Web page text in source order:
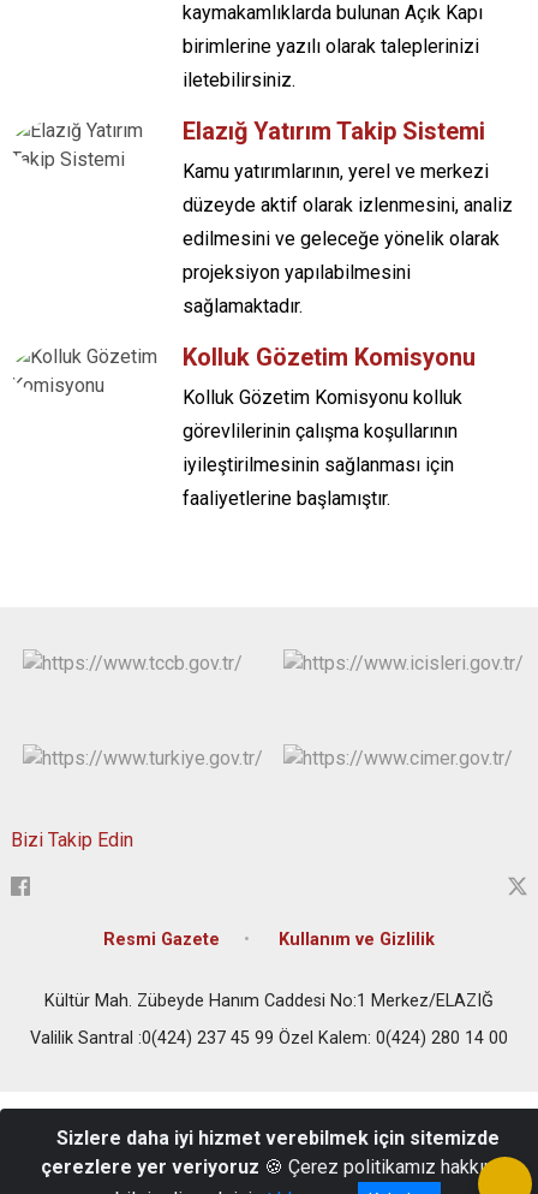
kaymakamlıklarda bulunan Açık Kapı
birimlerine yazılı olarak taleplerinizi
iletebilirsiniz.
Elazığ Yatırım Takip Sistemi
Kamu yatırımlarının, yerel ve merkezi
düzeyde aktif olarak izlenmesini, analiz
edilmesini ve geleceğe yönelik olarak
projeksiyon yapılabilmesini
sağlamaktadır.
Kolluk Gözetim Komisyonu
Kolluk Gözetim Komisyonu kolluk
görevlilerinin çalışma koşullarının
iyileştirilmesinin sağlanması için
faaliyetlerine başlamıştır.
Bizi Takip Edin
Resmi Gazete Kullanım ve Gizlilik
Kültür Mah. Zübeyde Hanım Caddesi No:1 Merkez/ELAZIĞ
Valilik Santral :0(424) 237 45 99 Özel Kalem: 0(424) 280 14 00
Sizlere daha iyi hizmet verebilmek için sitemizde
çerezlere yer veriyoruz 🍪 Çerez politikamız hakkında